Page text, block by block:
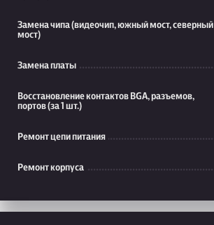
Замена чипа (видеочип, южный мост, северный
мост)
Замена платы
Восстановление контактов BGA, разъемов,
портов (за 1 шт.)
Ремонт цепи питания
Ремонт корпуса